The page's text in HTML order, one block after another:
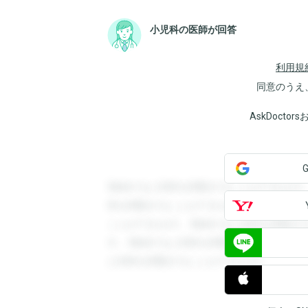
小児科の医師が回答
利用規
同意のうえ
AskDoctors
登録すると回答を閲覧することができま
答を閲覧することができます。登録する
ことができます。登録すると回答を閲覧
す。登録すると回答を閲覧することがで
と回答を閲覧することができます。